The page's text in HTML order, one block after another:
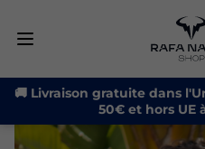
🚚 Livraison gratuite dans
50€ et hors UE